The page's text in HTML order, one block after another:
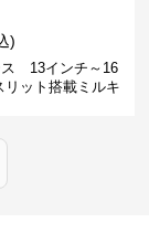
)
ス 13インチ～16
リット搭載ミルキ